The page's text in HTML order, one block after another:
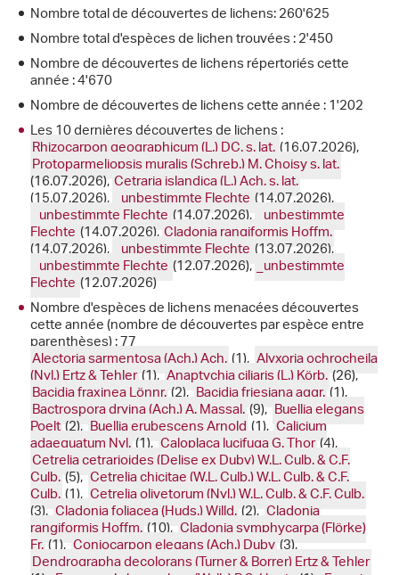
Nombre total de découvertes de lichens: 260'625
Nombre total d'espèces de lichen trouvées : 2'450
Nombre de découvertes de lichens répertoriés cette
année : 4'670
Nombre de découvertes de lichens cette année : 1'202
Les 10 dernières découvertes de lichens :
Rhizocarpon geographicum (L.) DC. s. lat.(16.07.2026),
Protoparmeliopsis muralis (Schreb.) M. Choisy s. lat.
(16.07.2026),Cetraria islandica (L.) Ach. s. lat.
(15.07.2026), _unbestimmte Flechte(14.07.2026),
_unbestimmte Flechte(14.07.2026), _unbestimmte
Flechte(14.07.2026),Cladonia rangiformis Hoffm.
(14.07.2026), _unbestimmte Flechte(13.07.2026),
_unbestimmte Flechte(12.07.2026),_unbestimmte
Flechte(12.07.2026)
Nombre d'espèces de lichens menacées découvertes
cette année (nombre de découvertes par espèce entre
parenthèses) : 77
Alectoria sarmentosa (Ach.) Ach.(1), Alyxoria ochrocheila
(Nyl.) Ertz & Tehler(1), Anaptychia ciliaris (L.) Körb.(26),
Bacidia fraxinea Lönnr.(2), Bacidia friesiana aggr.(1),
Bactrospora dryina (Ach.) A. Massal.(9), Buellia elegans
Poelt(2), Buellia erubescens Arnold(1), Calicium
adaequatum Nyl.(1), Caloplaca lucifuga G. Thor(4),
Cetrelia cetrarioides (Delise ex Duby) W.L. Culb. & C.F.
Culb.(5), Cetrelia chicitae (W.L. Culb.) W.L. Culb. & C.F.
Culb.(1), Cetrelia olivetorum (Nyl.) W.L. Culb. & C.F. Culb.
(3), Cladonia foliacea (Huds.) Willd.(2), Cladonia
rangiformis Hoffm.(10), Cladonia symphycarpa (Flörke)
Fr.(1), Coniocarpon elegans (Ach.) Duby(3),
Dendrographa decolorans (Turner & Borrer) Ertz & Tehler